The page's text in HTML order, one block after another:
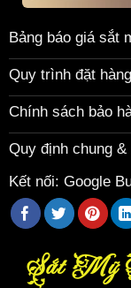
Bảng báo giá sắt
Quy trình đặt hàng
Chính sách bảo
Quy định chung
Kết nối: Google
Sắt